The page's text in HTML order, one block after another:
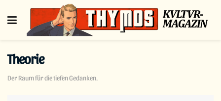
Theorie
Der Raum für die tiefen Gedanken.